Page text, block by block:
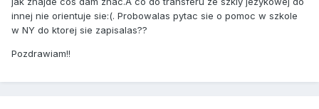
innej nie orientuje sie:(. Probowalas pytac sie o pomoc w szkole
w NY do ktorej sie zapisalas??
Pozdrawiam!!